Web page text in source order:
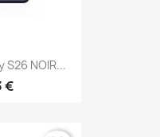
NOIR...
€